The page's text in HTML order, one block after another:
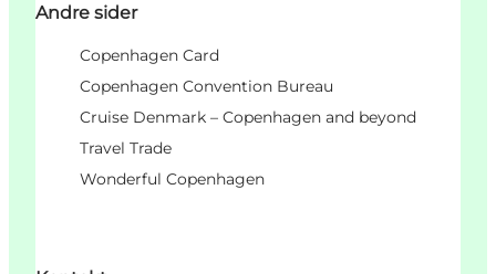
Andre sider
Copenhagen Card
Copenhagen Convention Bureau
Cruise Denmark – Copenhagen and beyond
Travel Trade
Wonderful Copenhagen